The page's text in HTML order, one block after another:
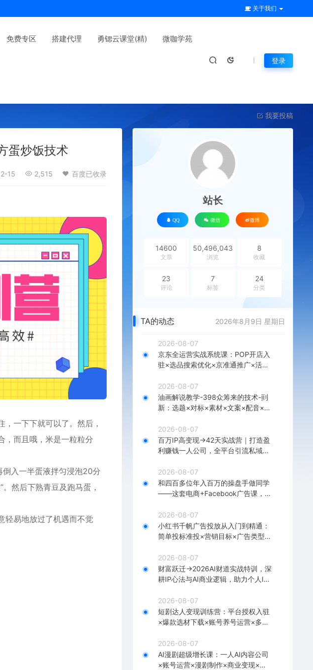
关于我们
免费专区 搭建代理 勇锶云课堂(精) 微咖学苑
登录
我要投稿
蛋炒饭技术
15 2,515 百度已收录
一下下就可以了。然后，
，而且哦，米是一粒粒分
入一半蛋液拌匀浸泡20分
然后下熟青豆及跑马蛋，
轻易地放过了机遇而不觉
站长
QQ 微信 微博
14600
文章
50,496,043
浏览
8
收藏
23
评论
7
标签
24
分类
TA的动态 2026年8月9日 星期日
2026-08-07
京东全运营实战系统课：POP开店入
驻×选品搜索优化×京准通推广×活动
2026-08-07
油画解说教学-398众筹来的技术-刯
新：选题×对标×素材×文案×配音×剪
2026-08-07
百万IP高变现→42天实战营｜打造盈
利赚钱一人公司，全平台引流私域转
2026-08-07
和四百多位年入百万的操盘手做同学
——这套电商+Facebook广告课，让
2026-08-07
小红书千帆广告投放从入门到精通：
简单投标准投×营销目标×广告类型×
2026-08-07
财富跃迁→2026AI财道实战特训，深
耕IP心法与AI商业逻辑，助力个人IP
2026-08-07
短剧达人变现训练营：平台授权入驻
×爆款选材下载×账号养号运营×多平
2026-08-07
AI漫剧超级增长课：一人AI内容公司
×账号运营×漫剧制作×商业变现×从0